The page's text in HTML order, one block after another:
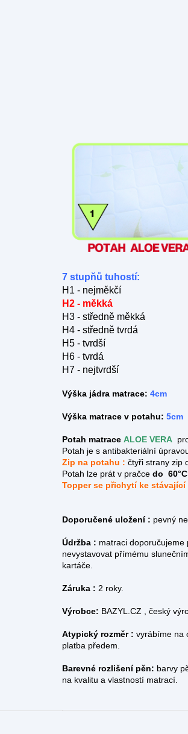
7 stupňů tuhostí:
H1 - nejměkčí
H2 - měkká
H3 - středně měkká
H4 - středně tvrdá
H5 - tvrdší
H6 - tvrdá
H7 - nejtvrdší
Výška jádra matrace: 4cm
Výška matrace v potahu: 5cm
Potah matrace ALOE VERA
Potah je s antibakteriální
Zip na potahu : čtyři strany zip
Potah lze prát v pračce do
Topper se přichytí ke
Doporučené uložení : pevný
Údržba : matraci
nevystavovat přímému
kartáče.
Záruka : 2 roky.
Výrobce: BAZYL.CZ , český
Atypický rozměr : vyrábíme na
platba předem.
Barevné rozlišení pěn: barvy
na kvalitu a vlastností matrací.